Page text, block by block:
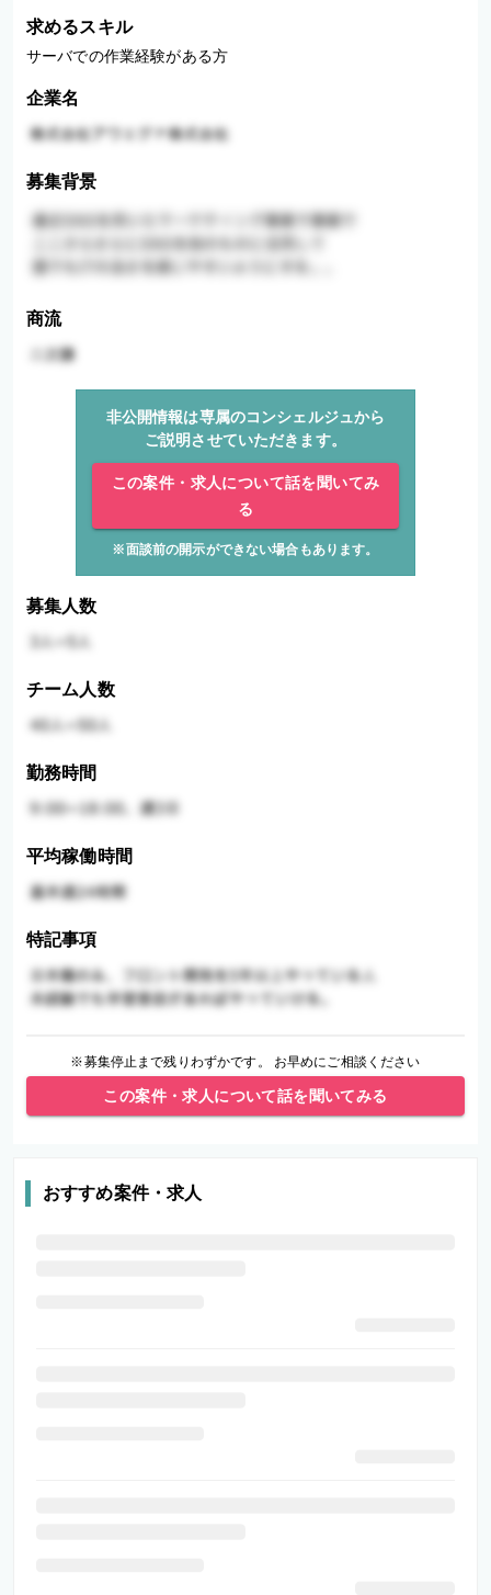
求めるスキル
サーバでの作業経験がある方
企業名
募集背景
商流
非公開情報は専属のコンシェルジュから
ご説明させていただきます。
この案件・求人について話を聞いてみ
る
※面談前の開示ができない場合もあります。
募集人数
チーム人数
勤務時間
平均稼働時間
特記事項
※募集停止まで残りわずかです。 お早めにご相談ください
この案件・求人について話を聞いてみる
おすすめ案件・求人